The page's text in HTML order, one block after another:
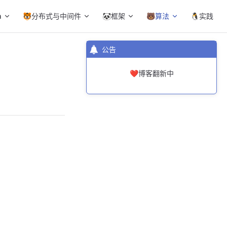
公告
❤️博客翻新中
🐯分布式与中间件 🐼框架 🐻算法 🐧实践